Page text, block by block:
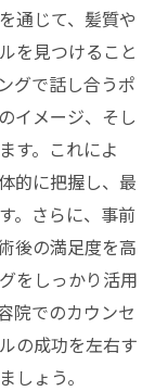
通じて、髪質や
を見つけること
グで話し合うポ
イメージ、そし
す。これによ
的に把握し、最
。さらに、事前
後の満足度を高
をしっかり活用
院でのカウンセ
の成功を左右す
しょう。